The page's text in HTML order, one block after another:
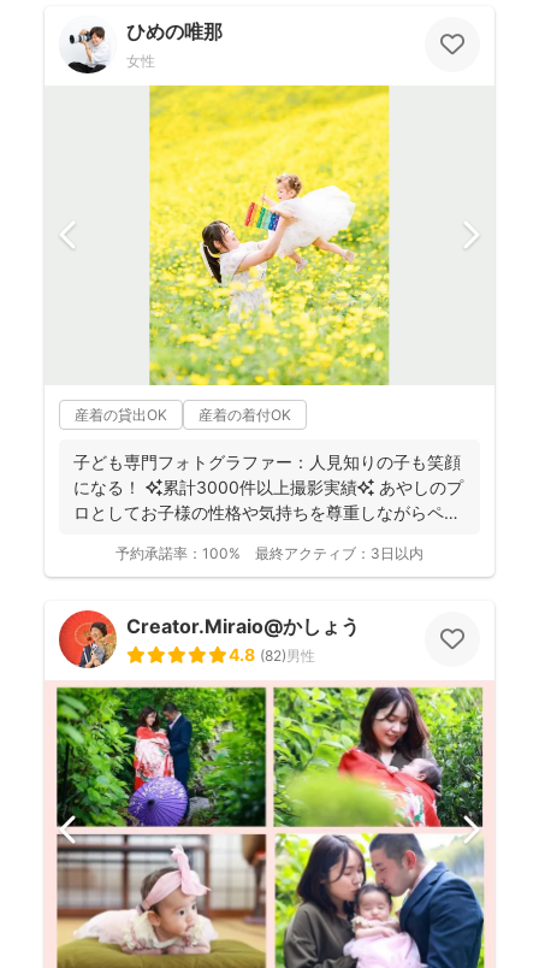
ひめの唯那
女性
産着の貸出OK 産着の着付OK
子ども専門フォトグラファー：人見知りの子も笑顔
になる！ ✨累計3000件以上撮影実績✨ あやしのプ
ロとしてお子様の性格や気持ちを尊重しながらペー
予約承諾率： 100% 最終アクティブ： 3日以内
Creator.Miraio@かしょう
4.8 (82)男性